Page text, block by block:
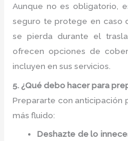
Aunque no es obligatorio,
seguro te protege en caso
se pierda durante el
ofrecen opciones de
incluyen en sus servicios.
5. ¿Qué debo hacer para
Prepararte con anticipación
más fluido:
Deshazte de lo